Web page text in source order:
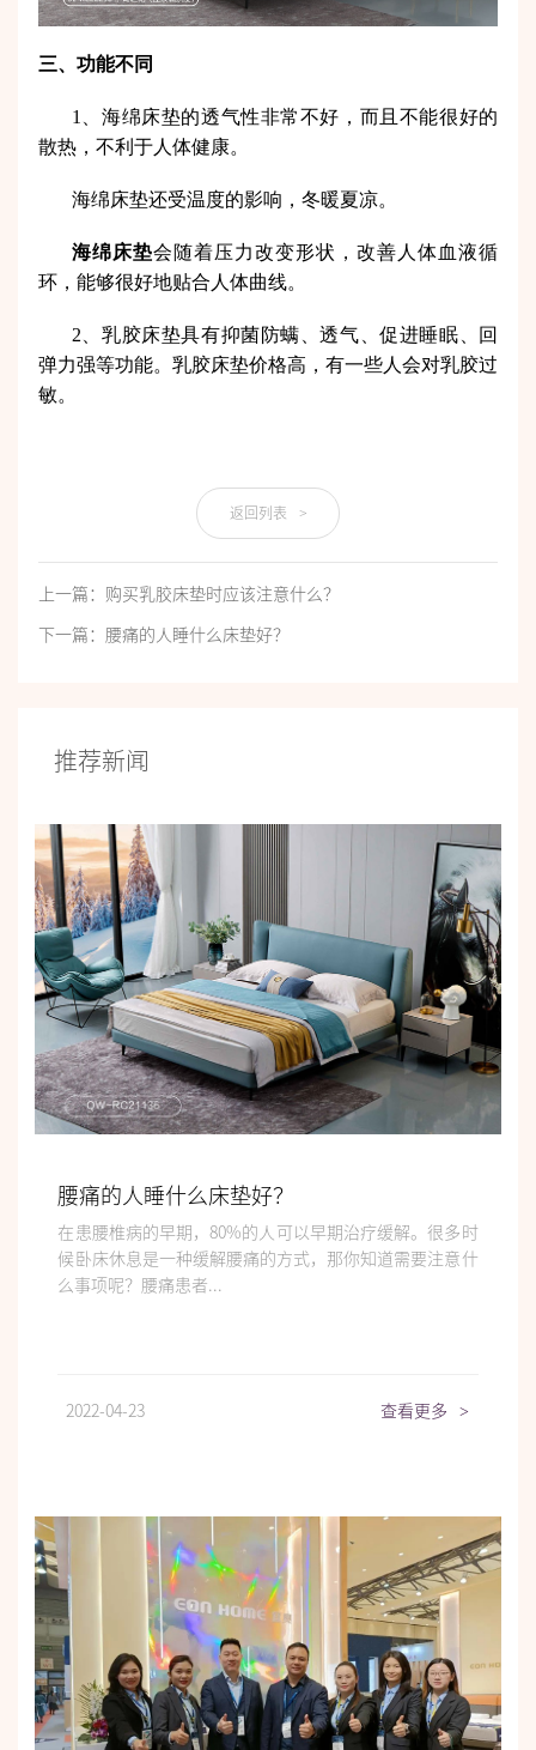
三、功能不同
1、海绵床垫的透气性非常不好，而且不能很好的
散热，不利于人体健康。
海绵床垫还受温度的影响，冬暖夏凉。
海绵床垫会随着压力改变形状，改善人体血液循
环，能够很好地贴合人体曲线。
2、乳胶床垫具有抑菌防螨、透气、促进睡眠、回
弹力强等功能。乳胶床垫价格高，有一些人会对乳胶过
敏。
返回列表 >
上一篇：购买乳胶床垫时应该注意什么？
下一篇：腰痛的人睡什么床垫好？
推荐新闻
腰痛的人睡什么床垫好？
在患腰椎病的早期，80%的人可以早期治疗缓解。很多时
候卧床休息是一种缓解腰痛的方式，那你知道需要注意什
么事项呢？腰痛患者...
2022-04-23 查看更多 >